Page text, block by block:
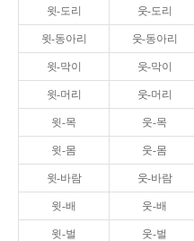
윗-도리 웃-도리
윗-동아리 웃-동아리
윗-막이 웃-막이
윗-머리 웃-머리
윗-목 웃-목
윗-몸 웃-몸
윗-바람 웃-바람
윗-배 웃-배
윗-벌 웃-벌